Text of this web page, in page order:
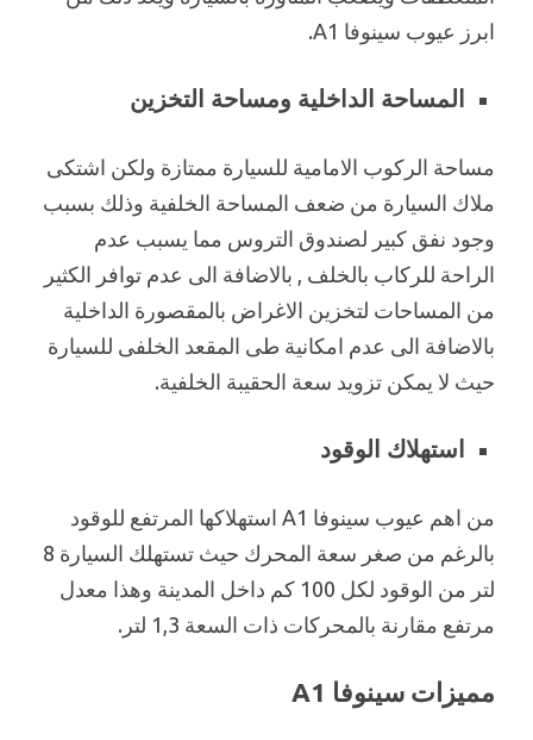
ابرز عيوب سينوفا A1.
المساحة الداخلية ومساحة التخزين
مساحة الركوب الامامية للسيارة ممتازة ولكن اشتكى
ملاك السيارة من ضعف المساحة الخلفية وذلك بسبب
وجود نفق كبير لصندوق التروس مما يسبب عدم
الراحة للركاب بالخلف , بالاضافة الى عدم توافر الكثير
من المساحات لتخزين الاغراض بالمقصورة الداخلية
بالاضافة الى عدم امكانية طى المقعد الخلفى للسيارة
حيث لا يمكن تزويد سعة الحقيبة الخلفية.
استهلاك الوقود
من اهم عيوب سينوفا A1 استهلاكها المرتفع للوقود
بالرغم من صغر سعة المحرك حيث تستهلك السيارة 8
لتر من الوقود لكل 100 كم داخل المدينة وهذا معدل
مرتفع مقارنة بالمحركات ذات السعة 1,3 لتر.
مميزات سينوفا A1